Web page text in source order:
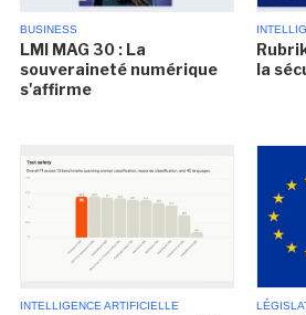
BUSINESS
LMI MAG 30 : La
souveraineté numérique
s'affirme
la
INTELLIGENCE ARTIFICIELLE